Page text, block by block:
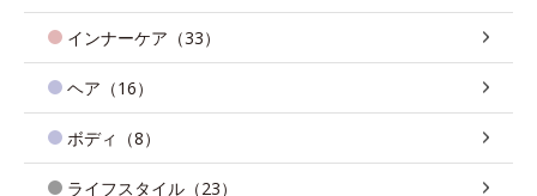
インナーケア（33）
ヘア（16）
ボディ（8）
ライフスタイル（23）